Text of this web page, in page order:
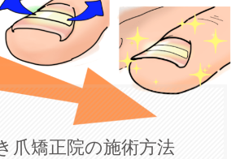
爪矯正院の施術方法